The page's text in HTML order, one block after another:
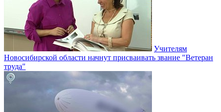
Учителям
Новосибирской области начнут присваивать звание "Ветеран
труда"